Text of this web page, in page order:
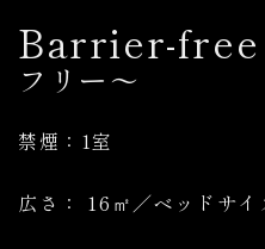
Barrier-free
フリー～
禁煙：1室
広さ： 16 ㎡／ベッドサ